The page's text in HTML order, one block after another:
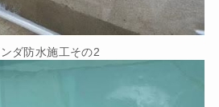
ダ防水施工その2